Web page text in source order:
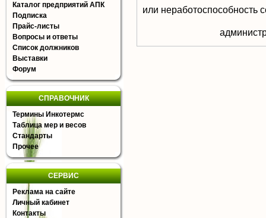
Каталог предприятий АПК
Подписка
Прайс-листы
Вопросы и ответы
Список должников
Выставки
Форум
СПРАВОЧНИК
Термины Инкотермс
Таблица мер и весов
Стандарты
Прочее
СЕРВИС
Реклама на сайте
Личный кабинет
Контакты
или неработоспособность